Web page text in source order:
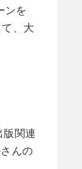
ンを
、大
版関連
んの